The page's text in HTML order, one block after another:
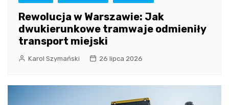
Rewolucja w Warszawie: Jak
dwukierunkowe tramwaje odmieniły
transport miejski
Karol Szymański 26 lipca 2026